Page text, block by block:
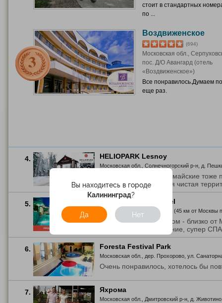
Вы находитесь в городе
Калининград?
Да Нет
стоит в стандартных
по ...
Воздвиженское
(694)
Московская обл.,
пос. Д/О Авангард (отель
«Воздвиженское»)
Все понравилось.Думаем
еще раз.
4. HELIOPARK Lesnoy
Московская обл., Солнечногорский р-н, д.
Были в этом отеле на майские тоже
понравилось! Большая чистая
5. Zvenigorod Park Hotel
г. Звени ул. Лермонтова, д. 1 (45 км от
Отдыхали в отеле летом - близко от
прекрасное направление, супер
6. Foresta Festival Park
Московская обл., дер. Прохорово, ул.
Очень понравилось, хотелось бы
7. Яхрома
Московская обл., Дмитровский р-н, д.